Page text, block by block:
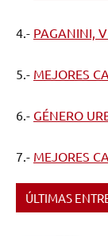
4.- PAGANINI,
5.- MEJORES
6.- GÉNERO
7.- MEJORES
ÚLTIMAS